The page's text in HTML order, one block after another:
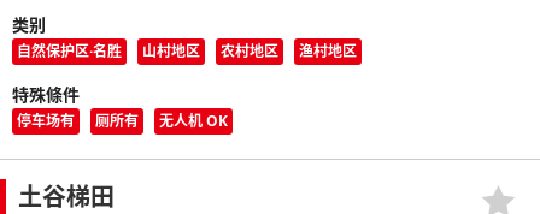
类别
自然保护区·名胜 山村地区 农村地区 渔村地区
特殊條件
停车场有 厕所有 无人机 OK
土谷梯田